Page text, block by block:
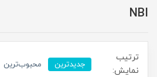
NBI
ترتیب
نمایش:
جدیدترین محبوب‌ترین